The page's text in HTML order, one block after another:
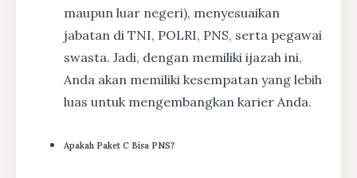
maupun luar negeri), menyesuaikan
jabatan di TNI, POLRI, PNS, serta pegawai
swasta. Jadi, dengan memiliki ijazah ini,
Anda akan memiliki kesempatan yang lebih
luas untuk mengembangkan karier Anda.
Apakah Paket C Bisa PNS?